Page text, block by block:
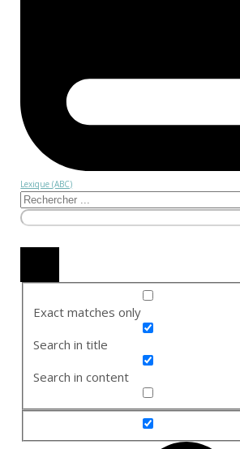
Lexique (ABC)
Exact matches only
Search in title
Search in content